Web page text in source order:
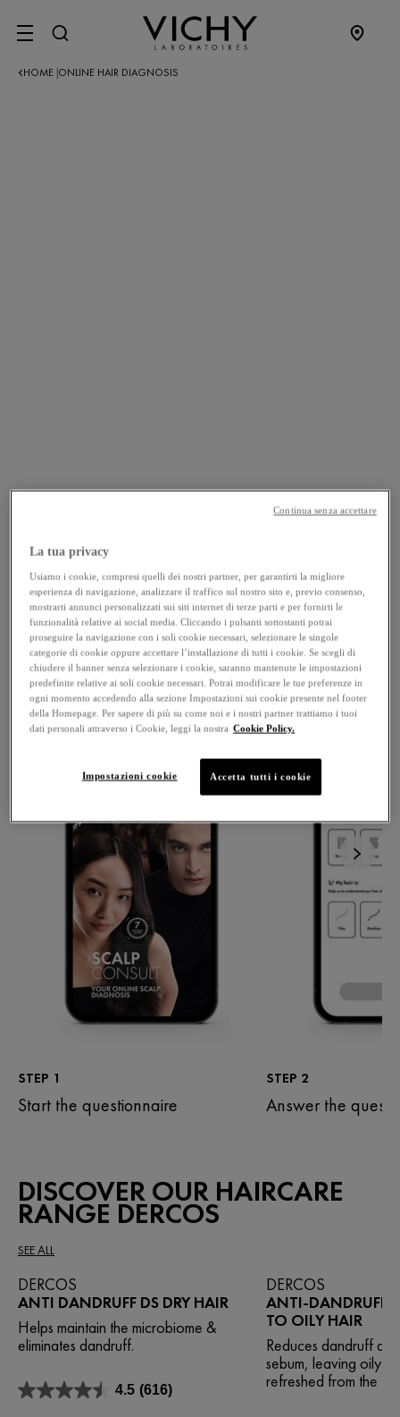
SITE MENU
HOME ONLINE HAIR DIAGNOSIS
STEP 1
Start the questionnaire
STEP 2
Answer the
DISCOVER OUR HAIRCARE
RANGE DERCOS
SEE ALL
DERCOS
ANTI DANDRUFF DS DRY HAIR
Helps maintain the microbiome &
eliminates dandruff.
4.5 (616)
4.5
DERCOS
ANTI-DANDRUFF
TO OILY HAIR
Reduces dandruff
sebum, leaving oily
refreshed from the
La tua privacy
Usiamo i cookie, compresi quelli dei nostri partner, per garantirti la migliore
esperienza di navigazione, analizzare il traffico sul nostro sito e, previo consenso,
mostrarti annunci personalizzati sui siti internet di terze parti e per fornirti le
funzionalità relative ai social media. Cliccando i pulsanti sottostanti potrai
proseguire la navigazione con i soli cookie necessari, selezionare le singole
categorie di cookie oppure accettare l’installazione di tutti i cookie. Se scegli di
chiudere il banner senza selezionare i cookie, saranno mantenute le impostazioni
predefinite relative ai soli cookie necessari. Potrai modificare le tue preferenze in
ogni momento accedendo alla sezione Impostazioni sui cookie presente nel footer
della Homepage. Per sapere di più su come noi e i nostri partner trattiamo i tuoi
dati personali attraverso i Cookie, leggi la nostra Cookie Policy.
Impostazioni cookie Accetta tutti i cookie
Continua senza accettare